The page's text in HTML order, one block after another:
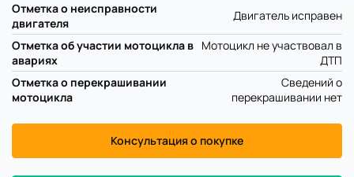
Отметка о неисправности
двигателя
Двигатель исправен
Отметка об участии мотоцикла в
авариях
Мотоцикл не участвовал в
ДТП
Отметка о перекрашивании
мотоцикла
Сведений о
перекрашивании нет
Консультация о покупке